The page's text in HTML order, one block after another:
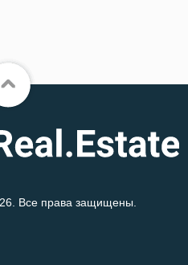
Все права защищены.